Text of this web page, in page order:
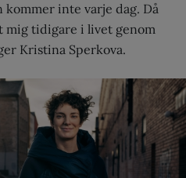
inte varje dag. Då
mig tidigare i livet genom
Kristina Sperkova.